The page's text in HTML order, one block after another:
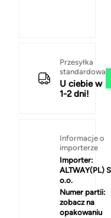
Przesyłka
standardowa
U ciebie w
1-2 dni!
Informacje o
importerze
Importer:
ALTWAY(PL)
o.o.
Numer partii:
zobacz na
opakowaniu